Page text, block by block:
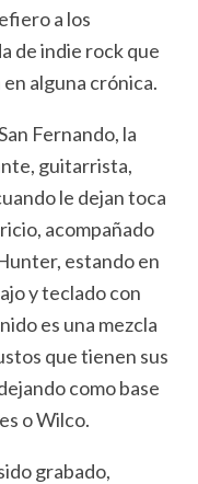
a los
de indie rock que
alguna crónica.
Fernando, la
guitarrista,
le dejan toca
acompañado
estando en
y teclado con
es una mezcla
que tienen sus
como base
o Wilco.
grabado,